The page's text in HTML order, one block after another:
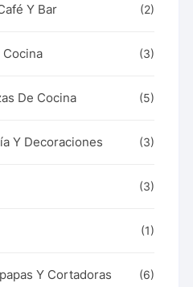
Y Bar (2)
(3)
De Cocina (5)
Y Decoraciones (3)
(3)
(1)
Y Cortadoras (6)